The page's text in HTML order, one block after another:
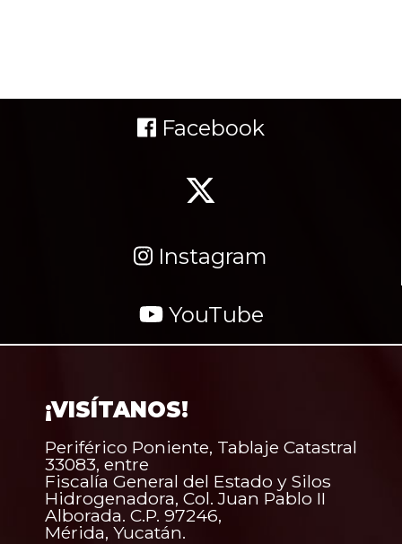
Facebook
Instagram
YouTube
¡VISÍTANOS!
Periférico Poniente, Tablaje Catastral
33083, entre
Fiscalía General del Estado y Silos
Hidrogenadora, Col. Juan Pablo II
Alborada. C.P. 97246,
Mérida, Yucatán.